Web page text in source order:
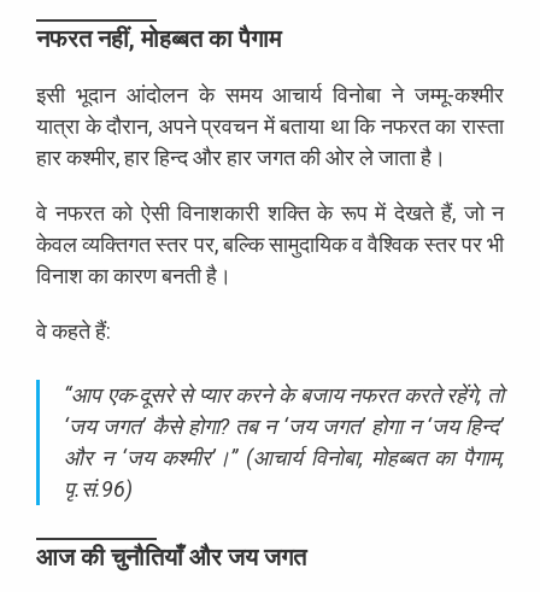
नफरत नहीं, मोहब्बत का पैगाम
इसी भूदान आंदोलन के समय आचार्य विनोबा ने जम्मू-कश्मीर
यात्रा के दौरान, अपने प्रवचन में बताया था कि नफरत का रास्ता
हार कश्मीर, हार हिन्द और हार जगत की ओर ले जाता है।
वे नफरत को ऐसी विनाशकारी शक्ति के रूप में देखते हैं, जो न
केवल व्यक्तिगत स्तर पर, बल्कि सामुदायिक व वैश्विक स्तर पर भी
विनाश का कारण बनती है।
वे कहते हैं:
“आप एक-दूसरे से प्यार करने के बजाय नफरत करते रहेंगे, तो
‘जय जगत’ कैसे होगा? तब न ‘जय जगत’ होगा न ‘जय हिन्द’
और न ‘जय कश्मीर’।” (आचार्य विनोबा, मोहब्बत का पैगाम,
पृ.सं.96)
आज की चुनौतियाँ और जय जगत